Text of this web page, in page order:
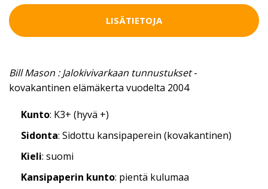
LISÄTIETOJA
Bill Mason : Jalokivivarkaan tunnustukset-
kovakantinen elämäkerta vuodelta 2004
Kunto: K3+ (hyvä +)
Sidonta: Sidottu kansipaperein (kovakantinen)
Kieli: suomi
Kansipaperin kunto: pientä kulumaa